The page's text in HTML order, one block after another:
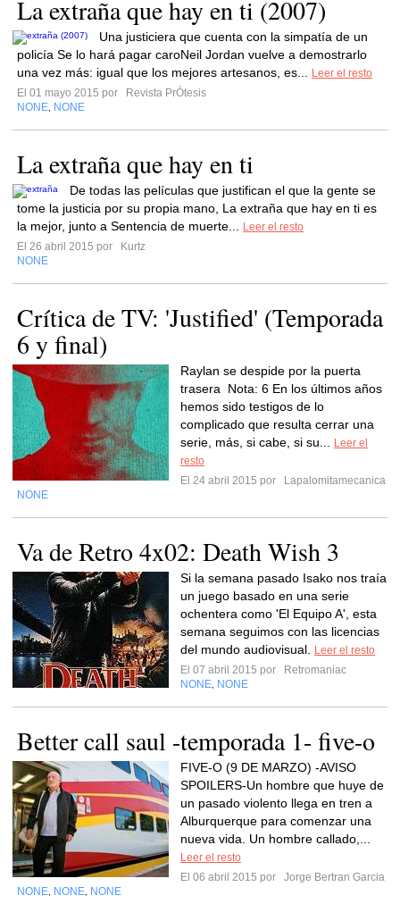
La extraña que hay en ti (2007)
Una justiciera que cuenta con la simpatía de un
policía Se lo hará pagar caroNeil Jordan vuelve a demostrarlo
una vez más: igual que los mejores artesanos, es...
Leer el resto
El 01 mayo 2015 por
Revista PrÓtesis
NONE NONE
La extraña que hay en ti
De todas las películas que justifican el que la gente se
tome la justicia por su propia mano, La extraña que hay en ti es
la mejor, junto a Sentencia de muerte...
Leer el resto
El 26 abril 2015 por
Kurtz
NONE
Crítica de TV: 'Justified' (Temporada
6 y final)
Raylan se despide por la puerta
trasera Nota: 6 En los últimos años
hemos sido testigos de lo
complicado que resulta cerrar una
serie, más, si cabe, si su...
Leer el
resto
El 24 abril 2015 por
Lapalomitamecanica
NONE
Va de Retro 4x02: Death Wish 3
Si la semana pasado Isako nos traía
un juego basado en una serie
ochentera como 'El Equipo A', esta
semana seguimos con las licencias
del mundo audiovisual.
Leer el resto
El 07 abril 2015 por
Retromaniac
NONE NONE
Better call saul -temporada 1- five-o
FIVE-O (9 DE MARZO) -AVISO
SPOILERS-Un hombre que huye de
un pasado violento llega en tren a
Alburquerque para comenzar una
nueva vida. Un hombre callado,...
Leer el resto
El 06 abril 2015 por
Jorge Bertran Garcia
NONE NONE NONE